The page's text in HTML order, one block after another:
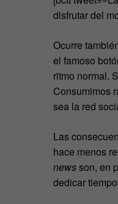
disfrutar del
Ocurre
el famoso
ritmo normal.
Consumimos
sea la red
Las
hace menos
newsson, en
dedicar